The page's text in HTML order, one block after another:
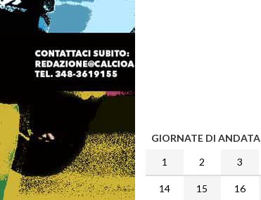
GIORNATE DI ANDATA
1
2 3
14 15 16